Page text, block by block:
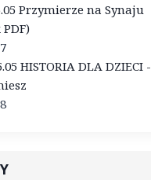
Przymierze na Synaju
HISTORIA DLA DZIECI -